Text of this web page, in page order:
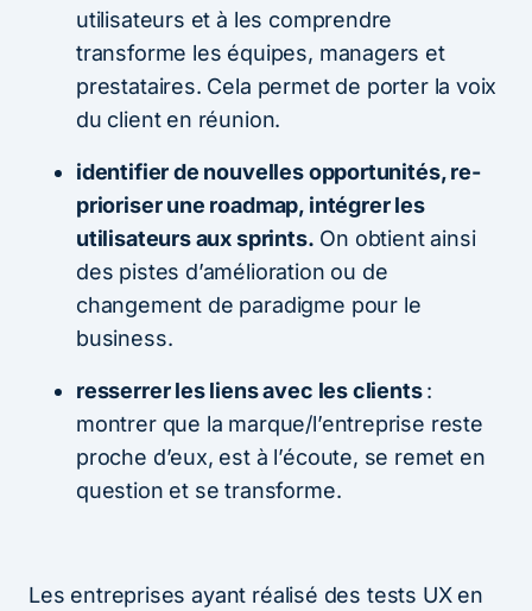
utilisateurs et à les comprendre
transforme les équipes, managers et
prestataires. Cela permet de porter la voix
du client en réunion.
identifier de nouvelles opportunités, re-
prioriser une roadmap, intégrer les
utilisateurs aux sprints. On obtient ainsi
des pistes d’amélioration ou de
changement de paradigme pour le
business.
resserrer les liens avec les clients:
montrer que la marque/l’entreprise reste
proche d’eux, est à l’écoute, se remet en
question et se transforme.
Les entreprises ayant réalisé des tests UX en